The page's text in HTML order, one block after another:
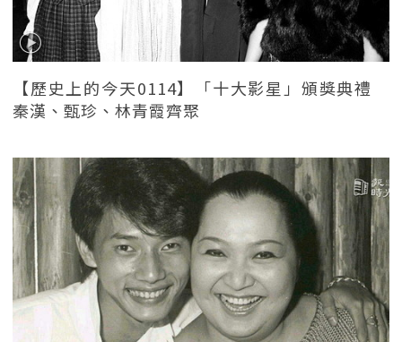
【歷史上的今天0114】「十大影星」頒獎典禮
秦漢、甄珍、林青霞齊聚